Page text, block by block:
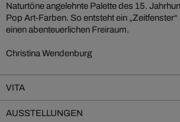
Naturtöne angelehnte Palette des 15.
Pop Art-Farben. So entsteht ein
einen abenteuerlichen Freiraum.
Christina Wendenburg
VITA
AUSSTELLUNGEN